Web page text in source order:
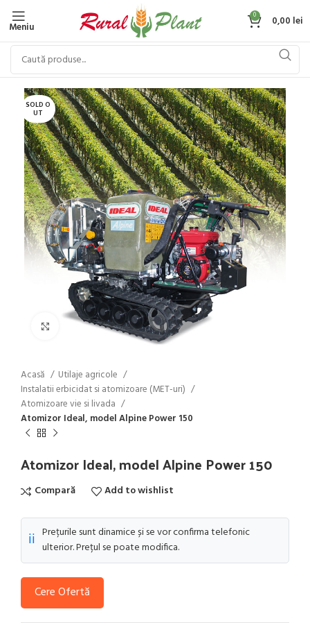
Meniu
0 0,00 lei
SOLD O
UT
Click to enlarge
Acasă
Utilaje agricole
Instalatii erbicidat si atomizoare (MET-uri)
Atomizoare vie si livada
Atomizor Ideal, model Alpine Power 150
Atomizor Ideal, model Alpine Power 150
Compară Add to wishlist
ℹ️ Prețurile sunt dinamice și se vor confirma telefonic
ulterior. Prețul se poate modifica.
Cere Ofertă